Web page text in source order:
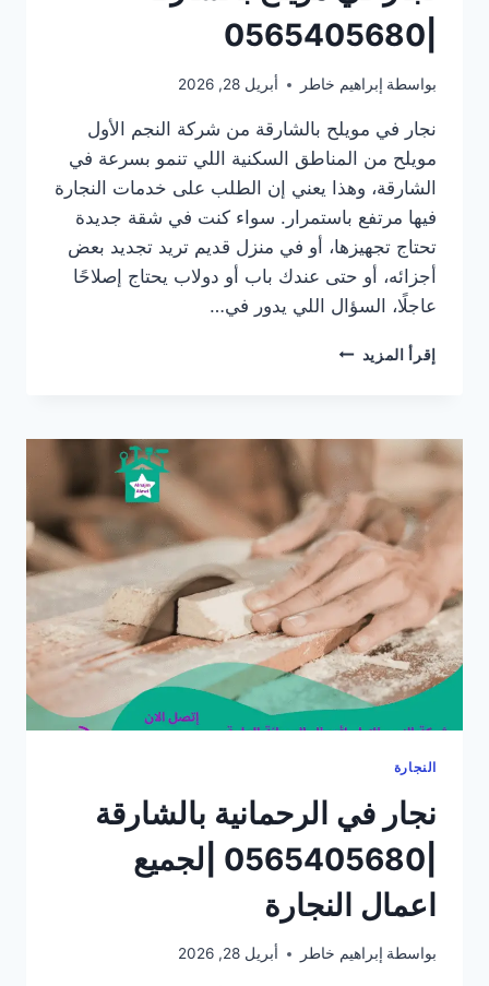
بواسطة إبراهيم خاطر أبريل 28, 2026
نجار في مويلح بالشارقة من شركة النجم الأول
مويلح من المناطق السكنية اللي تنمو بسرعة في
الشارقة، وهذا يعني إن الطلب على خدمات النجارة
فيها مرتفع باستمرار. سواء كنت في شقة جديدة
تحتاج تجهيزها، أو في منزل قديم تريد تجديد بعض
أجزائه، أو حتى عندك باب أو دولاب يحتاج إصلاحًا
عاجلًا، السؤال اللي يدور في…
إقرأ المزيد نجار
|0565405680
النجارة
نجار في الرحمانية بالشارقة
|0565405680 |لجميع
اعمال النجارة
بواسطة إبراهيم خاطر أبريل 28, 2026